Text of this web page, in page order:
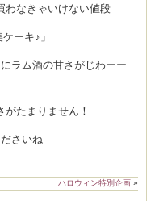
わなきゃいけない値段
ーキ♪」
ラム酒の甘さがじわーー
たまりません！
さいね
ハロウィン特別企画 »